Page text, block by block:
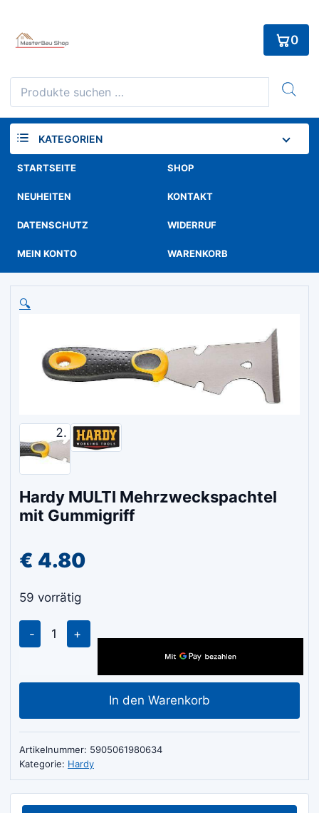
content
Suchen
nach:
0
KATEGORIEN
STARTSEITE SHOP
NEUHEITEN KONTAKT
DATENSCHUTZ WIDERRUF
MEIN KONTO WARENKORB
🔍
Hardy MULTI Mehrzweckspachtel
mit Gummigriff
€ 4.80
59 vorrätig
Hardy
MULTI
mit
In den Warenkorb
Artikelnummer: 5905061980634
Kategorie: Hardy